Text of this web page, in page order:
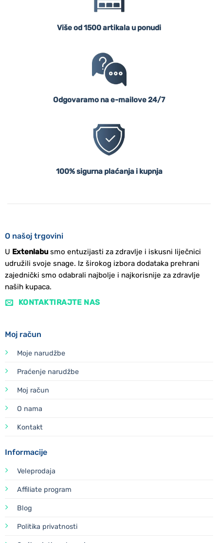
Više od 1500 artikala u ponudi
Odgovaramo na e-mailove 24/7
100% sigurna plaćanja i kupnja
O našoj trgovini
U Extenlabusmo entuzijasti za zdravlje i iskusni liječnici
udružili svoje snage. Iz širokog izbora dodataka prehrani
zajednički smo odabrali najbolje i najkorisnije za zdravlje
naših kupaca.
KONTAKTIRAJTE NAS
Moj račun
Moje narudžbe
Praćenje narudžbe
Moj račun
O nama
Kontakt
Informacije
Veleprodaja
Affiliate program
Blog
Politika privatnosti